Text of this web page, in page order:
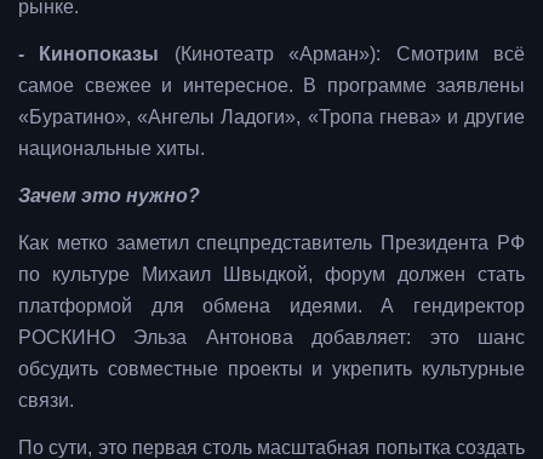
рынке.
- Кинопоказы (Кинотеатр «Арман»): Смотрим всё
самое свежее и интересное. В программе заявлены
«Буратино», «Ангелы Ладоги», «Тропа гнева» и другие
национальные хиты.
Зачем это нужно?
Как метко заметил спецпредставитель Президента РФ
по культуре Михаил Швыдкой, форум должен стать
платформой для обмена идеями. А гендиректор
РОСКИНО Эльза Антонова добавляет: это шанс
обсудить совместные проекты и укрепить культурные
связи.
По сути, это первая столь масштабная попытка создать